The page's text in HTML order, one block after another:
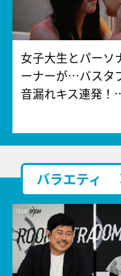
女子大生とパーソ
ーナーが…バスタ
音漏れキス連発！
バラエティ